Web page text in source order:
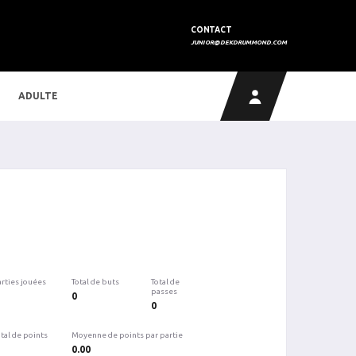
CONTACT
JUNIOR@DEKDRUMMOND.COM
ADULTE
jouées Total de buts
0
Total de
passes
0
de points Moyenne de points par partie
0.00